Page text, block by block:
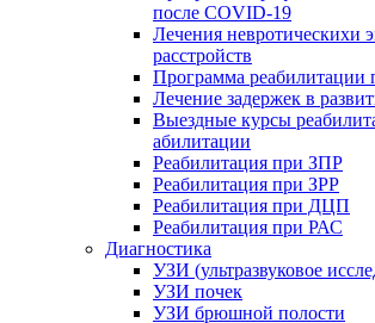
после COVID-19
Лечения невротическихи
расстройств
Программа реабилитации
Лечение задержек в
Выездные курсы
абилитации
Реабилитация при ЗПР
Реабилитация при ЗРР
Реабилитация при ДЦП
Реабилитация при РАС
Диагностика
УЗИ (ультразвуковое
УЗИ почек
УЗИ брюшной полости